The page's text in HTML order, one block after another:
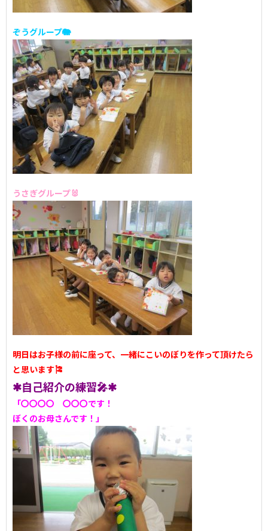
ぞうグループ🐘
うさぎグループ🐰
明日はお子様の前に座って、一緒にこいのぼりを作って頂けたら
と思います🎏
✱自己紹介の練習🎤✱
「〇〇〇〇 〇〇〇です！
ぼくのお母さんです！」